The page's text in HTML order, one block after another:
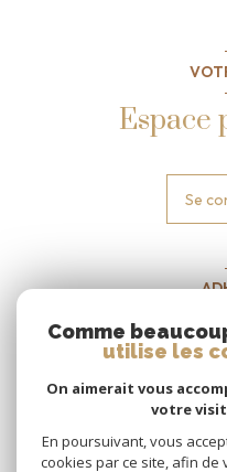
Espace
Se
Nous
Comme
utilise les
On aimerait vous
votre
En poursuivant, vous
cookies par ce site, afin de